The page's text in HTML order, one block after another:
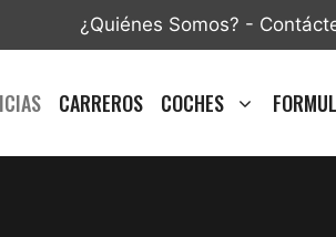
¿Quiénes Somos? -
CARREROS COCHES